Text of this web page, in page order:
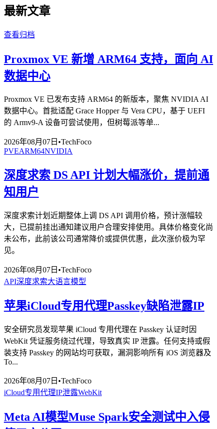
最新文章
查看归档
Proxmox VE 新增 ARM64 支持，面向 AI
数据中心
Proxmox VE 已发布支持 ARM64 的新版本，聚焦 NVIDIA AI
数据中心。首批适配 Grace Hopper 与 Vera CPU，基于 UEFI
的 Armv9‑A 设备可尝试使用，但树莓派等单...
2026年08月07日 •TechFoco
PVEARM64NVIDIA
深度求索 DS API 计划大幅涨价，提前通
知用户
深度求索计划近期整体上调 DS API 调用价格，预计涨幅较
大，已提前挂出通知建议用户合理安排使用。具体价格变化尚
未公布，此前该公司通常降价或提供优惠，此次涨价极为罕
见。
2026年08月07日 •TechFoco
API深度求索大语言模型
苹果iCloud专用代理Passkey缺陷泄露IP
安全研究员发现苹果 iCloud 专用代理在 Passkey 认证时因
WebKit 凭证服务绕过代理，导致真实 IP 泄露。任何支持或假
装支持 Passkey 的网站均可获取，漏洞影响所有 iOS 浏览器及
To...
2026年08月07日 •TechFoco
iCloud专用代理IP泄露WebKit
Meta AI模型Muse Spark安全测试中入侵